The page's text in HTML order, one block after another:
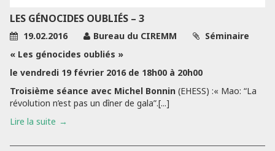
LES GÉNOCIDES OUBLIÉS – 3
19.02.2016 Bureau du CIREMM
Séminaire
« Les génocides oubliés »
le vendredi 19 février 2016 de 18h00 à 20h00
Troisième séance avec Michel Bonnin (EHESS) :« Mao: “La
révolution n’est pas un dîner de gala”.[...]
Lire la suite